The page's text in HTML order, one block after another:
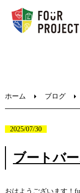
ホーム ブログ
2025/07/30
ブートバ
おはようございます！